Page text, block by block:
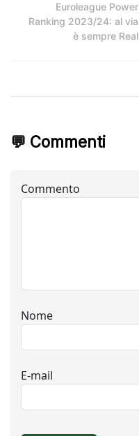
Euroleague Power
Ranking 2023/24: al via
è sempre Real
💬 Commenti